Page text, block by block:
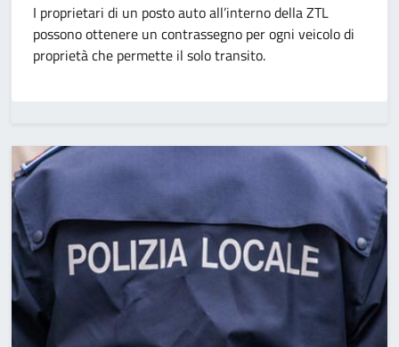
I proprietari di un posto auto all’interno della ZTL
possono ottenere un contrassegno per ogni veicolo di
proprietà che permette il solo transito.